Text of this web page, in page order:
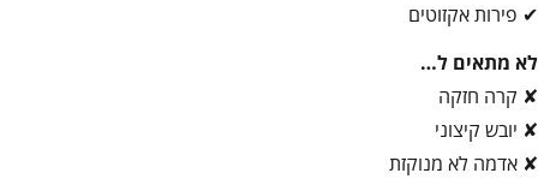
✔ פירות אקזוטים
לא מתאים ל…
✘ קרה חזקה
✘ יובש קיצוני
✘ אדמה לא מנוקזת